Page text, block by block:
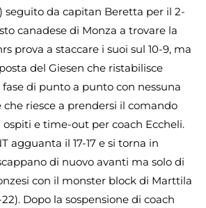
seguito da capitan Beretta per il 2-
canadese di Monza a trovare la
prova a staccare i suoi sul 10-9, ma
del Giesen che ristabilisce
fase di punto a punto con nessuna
riesce a prendersi il comando
ospiti e time-out per coach Eccheli.
agguanta il 17-17 e si torna in
di nuovo avanti ma solo di
con il monster block di Marttila
Dopo la sospensione di coach